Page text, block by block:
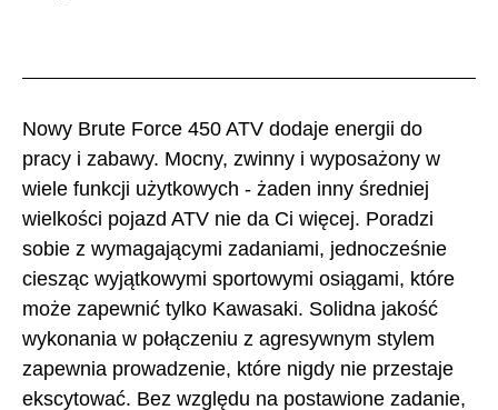
Nowy Brute Force 450 ATV dodaje energii do
pracy i zabawy. Mocny, zwinny i wyposażony w
wiele funkcji użytkowych - żaden inny średniej
wielkości pojazd ATV nie da Ci więcej. Poradzi
sobie z wymagającymi zadaniami, jednocześnie
ciesząc wyjątkowymi sportowymi osiągami, które
może zapewnić tylko Kawasaki. Solidna jakość
wykonania w połączeniu z agresywnym stylem
zapewnia prowadzenie, które nigdy nie przestaje
ekscytować. Bez względu na postawione zadanie,